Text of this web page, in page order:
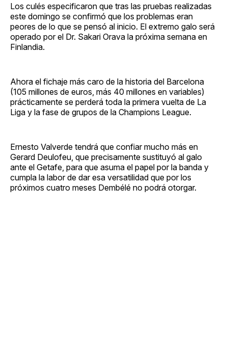
Los culés especificaron que tras las pruebas realizadas
este domingo se confirmó que los problemas eran
peores de lo que se pensó al inicio. El extremo galo será
operado por el Dr. Sakari Orava la próxima semana en
Finlandia.
Ahora el fichaje más caro de la historia del Barcelona
(105 millones de euros, más 40 millones en variables)
prácticamente se perderá toda la primera vuelta de La
Liga y la fase de grupos de la Champions League.
Ernesto Valverde tendrá que confiar mucho más en
Gerard Deulofeu, que precisamente sustituyó al galo
ante el Getafe, para que asuma el papel por la banda y
cumpla la labor de dar esa versatilidad que por los
próximos cuatro meses Dembélé no podrá otorgar.